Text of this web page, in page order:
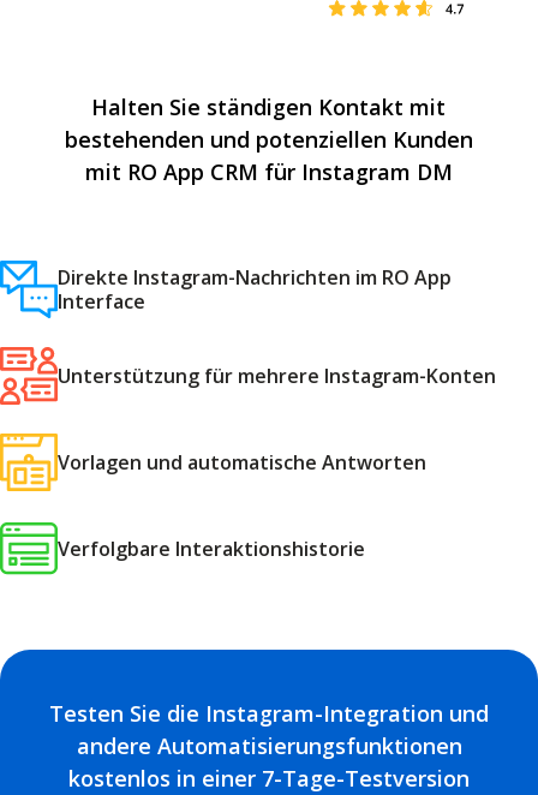
Halten Sie ständigen Kontakt mit
bestehenden und potenziellen Kunden
mit RO App CRM für Instagram DM
Direkte Instagram-Nachrichten im RO App
Interface
Unterstützung für mehrere Instagram-Konten
Vorlagen und automatische Antworten
Verfolgbare Interaktionshistorie
Testen Sie die Instagram-Integration und
andere Automatisierungsfunktionen
kostenlos in einer 7-Tage-Testversion